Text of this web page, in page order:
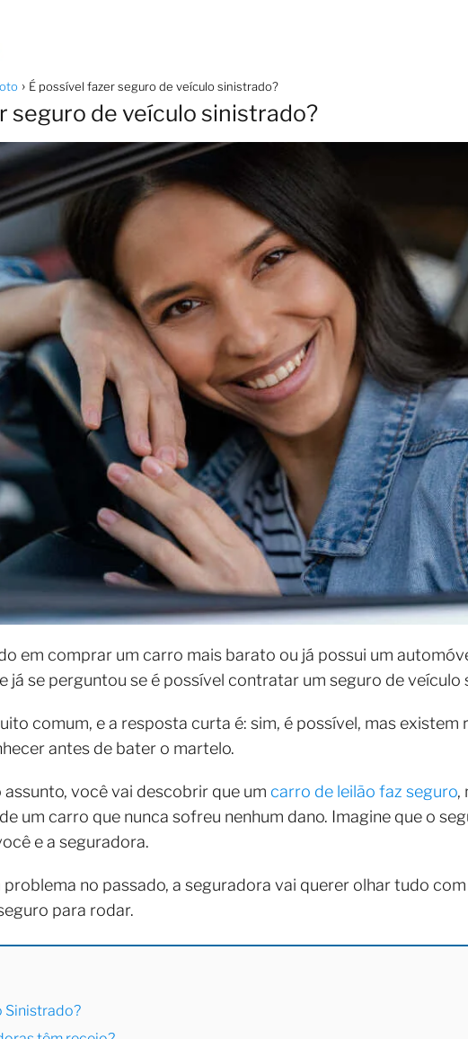
É possível fazer seguro de veículo sinistrado?
seguro de veículo sinistrado?
em comprar um carro mais barato ou já possui um
já se perguntou se é possível contratar um seguro de veículo
comum, e a resposta curta é: sim, é possível, mas
antes de bater o martelo.
você vai descobrir que um carro de leilão faz seguro,
um carro que nunca sofreu nenhum dano. Imagine que o
e a seguradora.
problema no passado, a seguradora vai querer olhar tudo
para rodar.
Sinistrado?